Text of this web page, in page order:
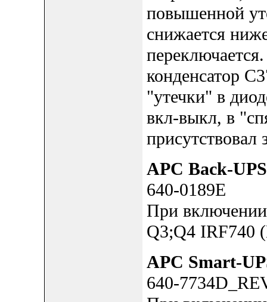
повышенной
снижается
конденсатор
"утечки" в
вкл-выкл, в
присутствовал
APC Back-
640-0189E
При включении
Q3;Q4 IRF740
APC Smart-
640-